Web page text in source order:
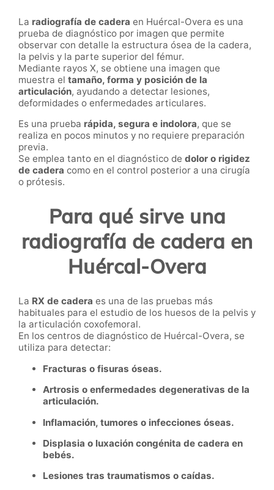
La radiografía de cadera en Huércal-Overa es una
prueba de diagnóstico por imagen que permite
observar con detalle la estructura ósea de la cadera,
la pelvis y la parte superior del fémur.
Mediante rayos X, se obtiene una imagen que
muestra el tamaño, forma y posición de la
articulación, ayudando a detectar lesiones,
deformidades o enfermedades articulares.
Es una prueba rápida, segura e indolora, que se
realiza en pocos minutos y no requiere preparación
previa.
Se emplea tanto en el diagnóstico de dolor o rigidez
de cadera como en el control posterior a una cirugía
o prótesis.
Para qué sirve una
radiografía de cadera en
Huércal-Overa
La RX de cadera es una de las pruebas más
habituales para el estudio de los huesos de la pelvis y
la articulación coxofemoral.
En los centros de diagnóstico de Huércal-Overa, se
utiliza para detectar:
Fracturas o fisuras óseas.
Artrosis o enfermedades degenerativas de la
articulación.
Inflamación, tumores o infecciones óseas.
Displasia o luxación congénita de cadera en
bebés.
Lesiones tras traumatismos o caídas.